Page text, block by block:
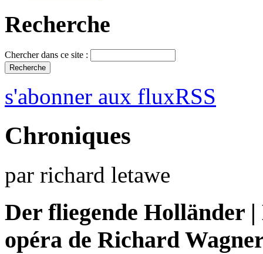
Recherche
Chercher dans ce site :
s'abonner aux fluxRSS
Chroniques
par richard letawe
Der fliegende Holländer |
opéra de Richard